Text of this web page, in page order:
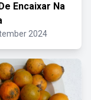
Encaixar Na
2024